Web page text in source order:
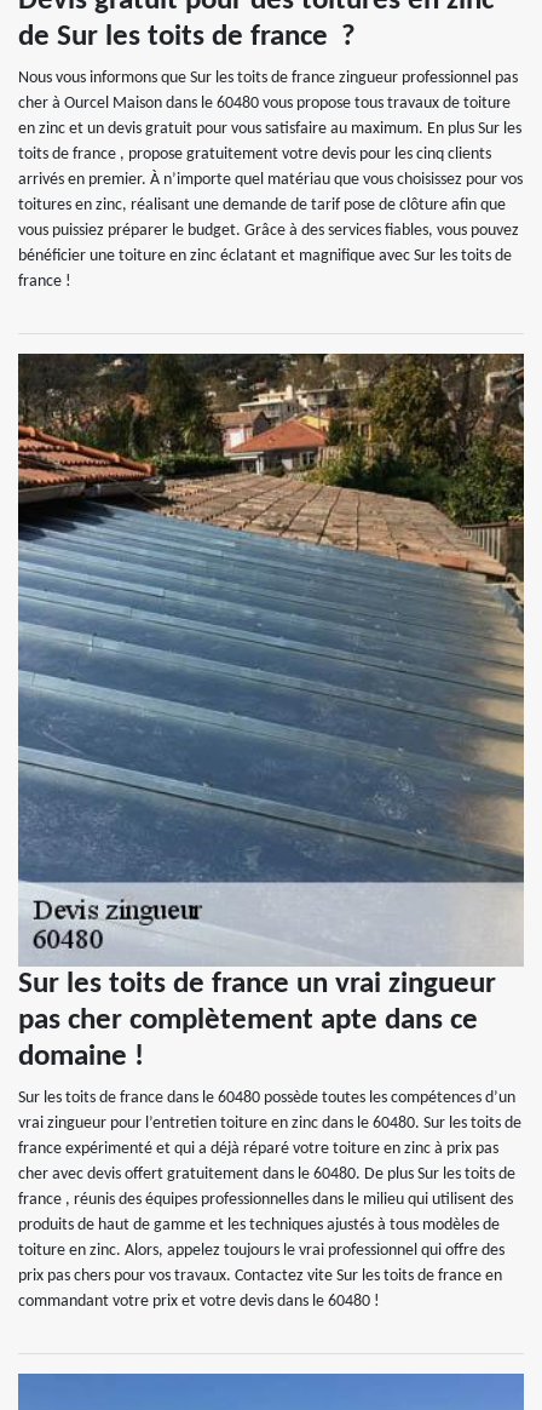
de Sur les toits de france ?
Nous vous informons que Sur les toits de france zingueur professionnel pas
cher à Ourcel Maison dans le 60480 vous propose tous travaux de toiture
en zinc et un devis gratuit pour vous satisfaire au maximum. En plus Sur les
toits de france , propose gratuitement votre devis pour les cinq clients
arrivés en premier. À n’importe quel matériau que vous choisissez pour vos
toitures en zinc, réalisant une demande de tarif pose de clôture afin que
vous puissiez préparer le budget. Grâce à des services fiables, vous pouvez
bénéficier une toiture en zinc éclatant et magnifique avec Sur les toits de
france !
Sur les toits de france un vrai zingueur
pas cher complètement apte dans ce
domaine !
Sur les toits de france dans le 60480 possède toutes les compétences d’un
vrai zingueur pour l’entretien toiture en zinc dans le 60480. Sur les toits de
france expérimenté et qui a déjà réparé votre toiture en zinc à prix pas
cher avec devis offert gratuitement dans le 60480. De plus Sur les toits de
france , réunis des équipes professionnelles dans le milieu qui utilisent des
produits de haut de gamme et les techniques ajustés à tous modèles de
toiture en zinc. Alors, appelez toujours le vrai professionnel qui offre des
prix pas chers pour vos travaux. Contactez vite Sur les toits de france en
commandant votre prix et votre devis dans le 60480 !